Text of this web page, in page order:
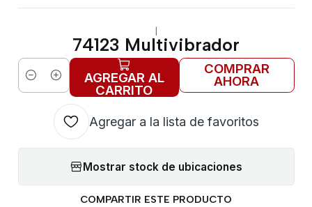
|
74123 Multivibrador
Cantidad AGREGAR AL
CARRITO
COMPRAR
AHORA
Agregar a la lista de favoritos
Mostrar stock de ubicaciones
COMPARTIR ESTE PRODUCTO